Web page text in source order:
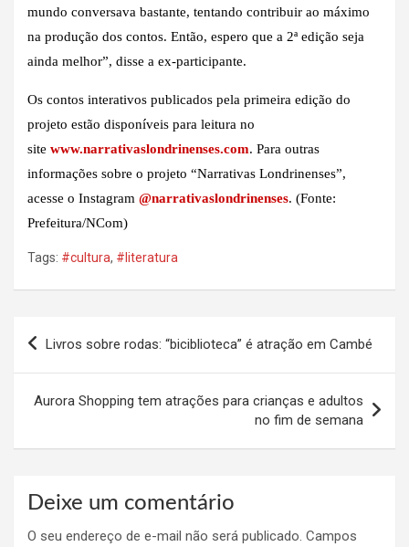
mundo conversava bastante, tentando contribuir ao máximo
na produção dos contos. Então, espero que a 2ª edição seja
ainda melhor”, disse a ex-participante.
Os contos interativos publicados pela primeira edição do
projeto estão disponíveis para leitura no
site www.narrativaslondrinenses.com. Para outras
informações sobre o projeto “Narrativas Londrinenses”,
acesse o Instagram @narrativaslondrinenses. (Fonte:
Prefeitura/NCom)
Tags: #cultura, #literatura
Livros sobre rodas: “biciblioteca” é atração em Cambé
Aurora Shopping tem atrações para crianças e adultos
no fim de semana
Deixe um comentário
O seu endereço de e-mail não será publicado. Campos